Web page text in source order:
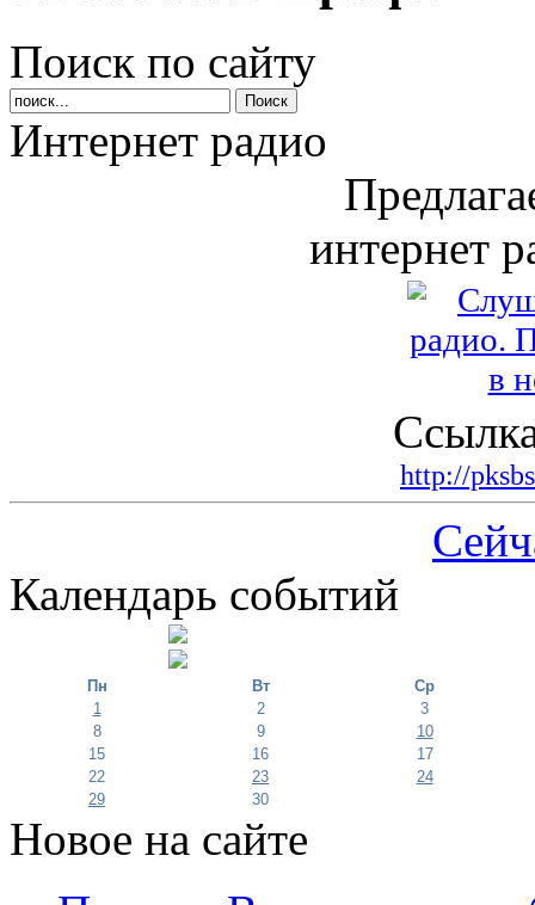
Поиск по сайту
Интернет радио
интернет
http://
Календарь событий
Пн Вт
Ср
1
2
3
8
9
10
15
16
17
22
23
24
29
30
Новое на сайте